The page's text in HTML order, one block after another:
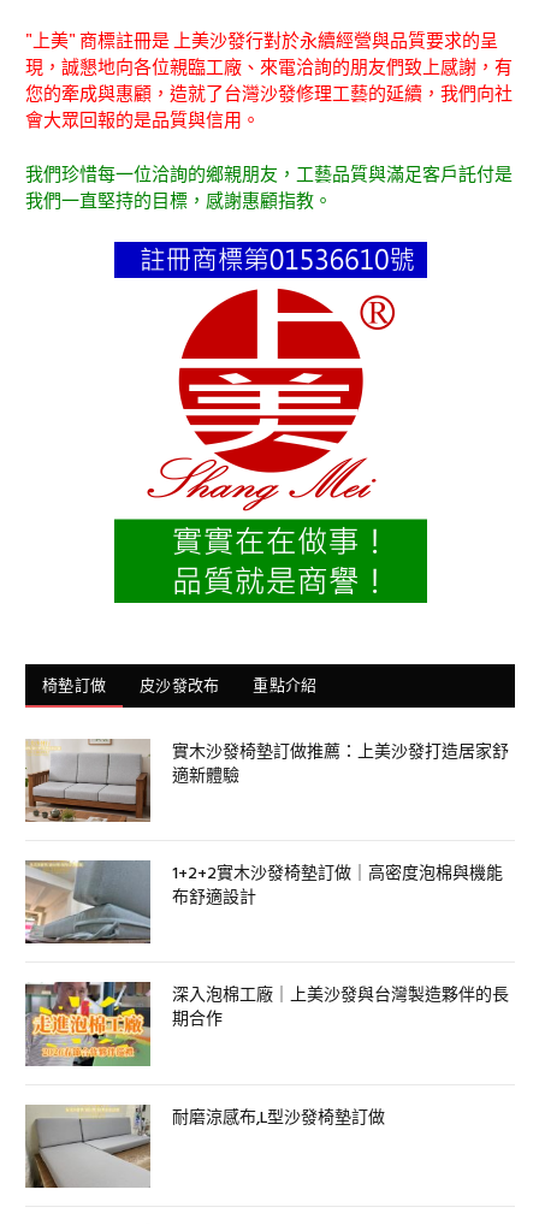
"上美" 商標註冊是 上美沙發行對於永續經營與品質要求的呈
現，誠懇地向各位親臨工廠、來電洽詢的朋友們致上感謝，有
您的牽成與惠顧，造就了台灣沙發修理工藝的延續，我們向社
會大眾回報的是品質與信用。
我們珍惜每一位洽詢的鄉親朋友，工藝品質與滿足客戶託付是
我們一直堅持的目標，感謝惠顧指教。
椅墊訂做 皮沙發改布 重點介紹
實木沙發椅墊訂做推薦：上美沙發打造居家舒
適新體驗
1+2+2實木沙發椅墊訂做｜高密度泡棉與機能
布舒適設計
深入泡棉工廠｜上美沙發與台灣製造夥伴的長
期合作
耐磨涼感布,L型沙發椅墊訂做